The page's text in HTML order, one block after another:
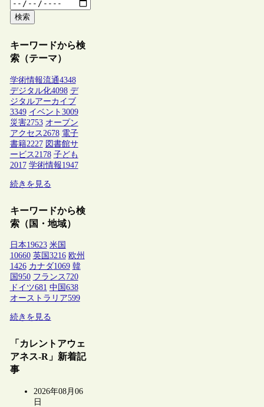
検索
キーワードから検
索（テーマ）
学術情報流通4348
デジタル化4098 デ
ジタルアーカイブ
3349 イベント 3009
災害2753 オープン
アクセス 2678 電子
書籍2227 図書館サ
ービス 2178 子ども
2017 学術情報1947
続きを見る
キーワードから検
索（国・地域）
日本19623 米国
10660 英国 3216 欧州
1426 カナダ1069 韓
国 950 フランス 720
ドイツ681 中国 638
オーストラリア599
続きを見る
「カレントアウェ
アネス-R」新着記
事
2026年08月06
日